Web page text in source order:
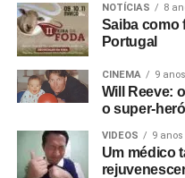
NOTÍCIAS 8
Saiba como
Portugal
CINEMA 9
Will Reeve:
o super-
VIDEOS 9
Um médico